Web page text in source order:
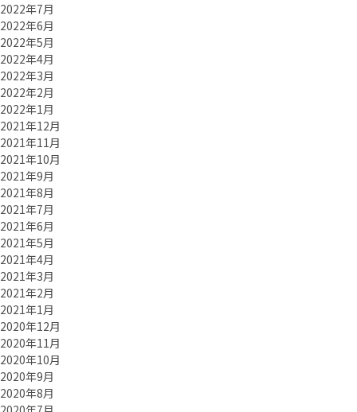
2022年7月
2022年6月
2022年5月
2022年4月
2022年3月
2022年2月
2022年1月
2021年12月
2021年11月
2021年10月
2021年9月
2021年8月
2021年7月
2021年6月
2021年5月
2021年4月
2021年3月
2021年2月
2021年1月
2020年12月
2020年11月
2020年10月
2020年9月
2020年8月